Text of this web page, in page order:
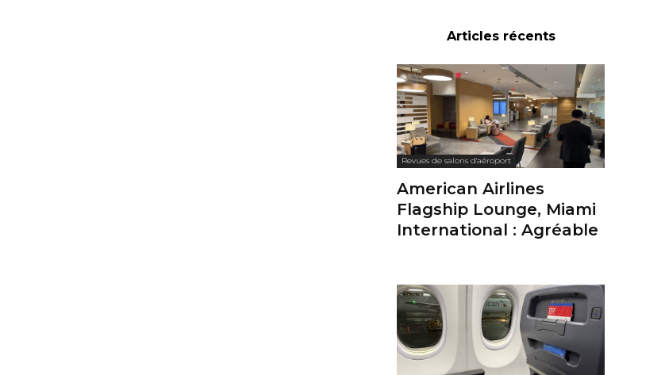
Articles récents
Revues de salons d'aéroport
American Airlines
Flagship Lounge, Miami
International : Agréable